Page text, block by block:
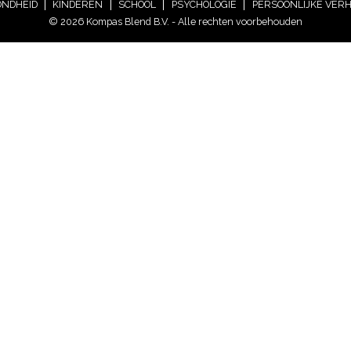
KINDEREN SCHOOL PSYCHOLOGIE
PERSOONLIJKE
© 2026 Kompas Blend B.V. - Alle rechten voorbehouden